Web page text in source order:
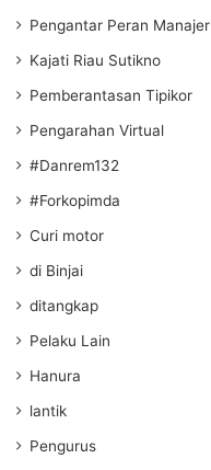
Pengantar Peran Manajer
Kajati Riau Sutikno
Pemberantasan Tipikor
Pengarahan Virtual
#Danrem132
#Forkopimda
Curi motor
di Binjai
ditangkap
Pelaku Lain
Hanura
lantik
Pengurus